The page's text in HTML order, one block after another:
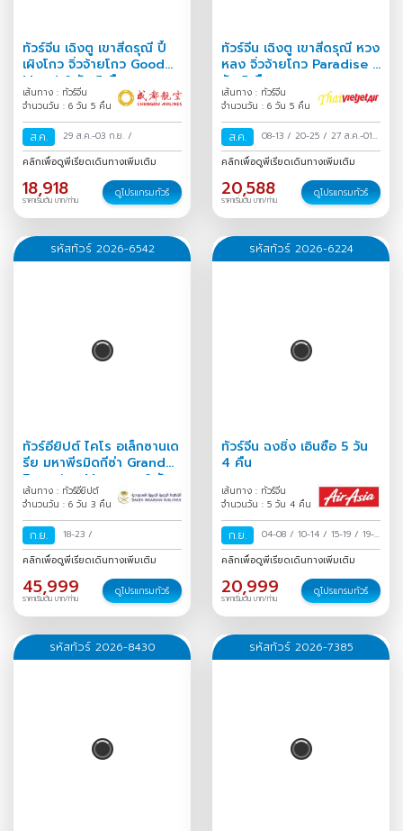
ทัวร์จีน เฉิงตู เขาสี่ดรุณี ปี้
เผิงโกว จิ่วจ้ายโกว Good
Mood 6 วัน 5 คืน
เส้นทาง : ทัวร์จีน
จำนวนวัน : 6 วัน 5 คืน
ส.ค. 29 ส.ค.-03 ก.ย. /
คลิกเพื่อดูพีเรียดเดินทางเพิ่มเติม
18,918
ราคาเริ่มต้น บาท/ท่าน
ดูโปรแกรมทัวร์
ทัวร์จีน เฉิงตู เขาสี่ดรุณี หวง
หลง จิ่วจ้ายโกว Paradise 6
วัน 5 คืน
เส้นทาง : ทัวร์จีน
จำนวนวัน : 6 วัน 5 คืน
ส.ค. 08-13 / 20-25 / 27 ส.ค.-01
ก.ย./
คลิกเพื่อดูพีเรียดเดินทางเพิ่มเติม
20,588
ราคาเริ่มต้น บาท/ท่าน
ดูโปรแกรมทัวร์
รหัสทัวร์ 2026-6542
ทัวร์อียิปต์ ไคโร อเล็กซานเด
รีย มหาพีรมิดกีซ่า Grand
Egyptian Museum 6 วัน
3 คืน
เส้นทาง : ทัวร์อียิปต์
จำนวนวัน : 6 วัน 3 คืน
ก.ย. 18-23 /
คลิกเพื่อดูพีเรียดเดินทางเพิ่มเติม
45,999
ราคาเริ่มต้น บาท/ท่าน
ดูโปรแกรมทัวร์
รหัสทัวร์ 2026-6224
ทัวร์จีน ฉงชิ่ง เอินซือ 5 วัน
4 คืน
เส้นทาง : ทัวร์จีน
จำนวนวัน : 5 วัน 4 คืน
ก.ย. 04-08 / 10-14 / 15-19 / 19-
23/
คลิกเพื่อดูพีเรียดเดินทางเพิ่มเติม
20,999
ราคาเริ่มต้น บาท/ท่าน
ดูโปรแกรมทัวร์
รหัสทัวร์ 2026-8430 รหัสทัวร์ 2026-7385